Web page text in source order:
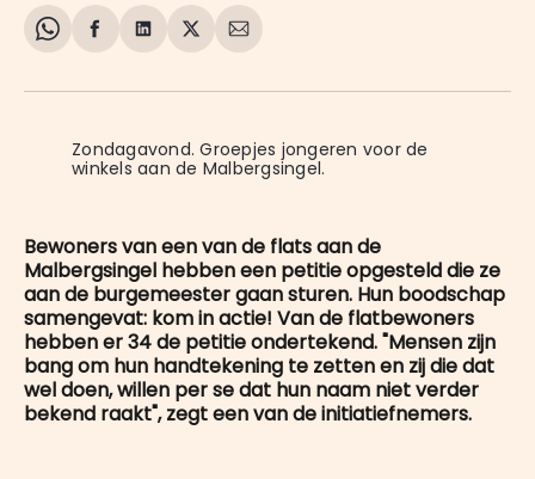
Share
WhatsApp
Delen
Facebook
Delen
LinkedIn
Share
X
Deel
E-
Zondagavond. Groepjes jongeren voor de
winkels aan de Malbergsingel.
Bewoners van een van de flats aan de
Malbergsingel hebben een petitie opgesteld die ze
aan de burgemeester gaan sturen. Hun boodschap
samengevat: kom in actie! Van de flatbewoners
hebben er 34 de petitie ondertekend. "Mensen zijn
bang om hun handtekening te zetten en zij die dat
wel doen, willen per se dat hun naam niet verder
bekend raakt", zegt een van de initiatiefnemers.